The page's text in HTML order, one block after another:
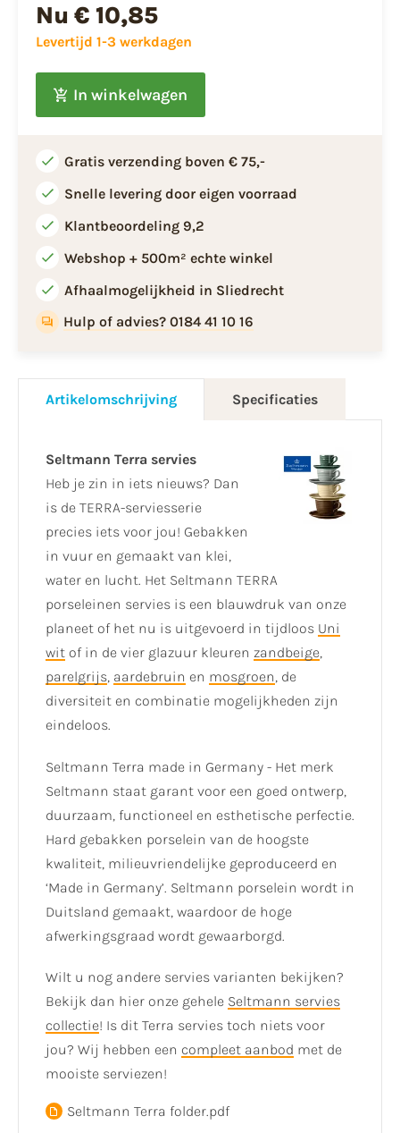
Nu € 10,85
Levertijd 1-3 werkdagen
In winkelwagen
Gratis verzending boven € 75,-
Snelle levering door eigen voorraad
Klantbeoordeling 9,2
Webshop + 500m² echte winkel
Afhaalmogelijkheid in Sliedrecht
Hulp of advies? 0184 41 10 16
Artikelomschrijving Specificaties
Seltmann Terra servies
Heb je zin in iets nieuws? Dan
is de TERRA-serviesserie
precies iets voor jou! Gebakken
in vuur en gemaakt van klei,
water en lucht. Het Seltmann TERRA
porseleinen servies is een blauwdruk van onze
planeet of het nu is uitgevoerd in tijdloos Uni
wit of in de vier glazuur kleuren zandbeige,
parelgrijs, aardebruin en mosgroen, de
diversiteit en combinatie mogelijkheden zijn
eindeloos.
Seltmann Terra made in Germany - Het merk
Seltmann staat garant voor een goed ontwerp,
duurzaam, functioneel en esthetische perfectie.
Hard gebakken porselein van de hoogste
kwaliteit, milieuvriendelijke geproduceerd en
‘Made in Germany’. Seltmann porselein wordt in
Duitsland gemaakt, waardoor de hoge
afwerkingsgraad wordt gewaarborgd.
Wilt u nog andere servies varianten bekijken?
Bekijk dan hier onze gehele Seltmann servies
collectie! Is dit Terra servies toch niets voor
jou? Wij hebben een compleet aanbod met de
mooiste serviezen!
Seltmann Terra folder.pdf